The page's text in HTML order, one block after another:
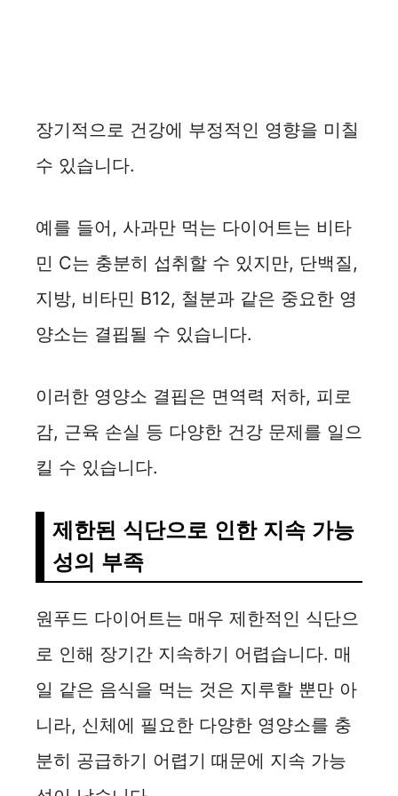
장기적으로 건강에 부정적인 영향을 미칠
수 있습니다.
예를 들어, 사과만 먹는 다이어트는 비타
민 C는 충분히 섭취할 수 있지만, 단백질,
지방, 비타민 B12, 철분과 같은 중요한 영
양소는 결핍될 수 있습니다.
이러한 영양소 결핍은 면역력 저하, 피로
감, 근육 손실 등 다양한 건강 문제를 일으
킬 수 있습니다.
제한된 식단으로 인한 지속 가능
성의 부족
원푸드 다이어트는 매우 제한적인 식단으
로 인해 장기간 지속하기 어렵습니다. 매
일 같은 음식을 먹는 것은 지루할 뿐만 아
니라, 신체에 필요한 다양한 영양소를 충
분히 공급하기 어렵기 때문에 지속 가능